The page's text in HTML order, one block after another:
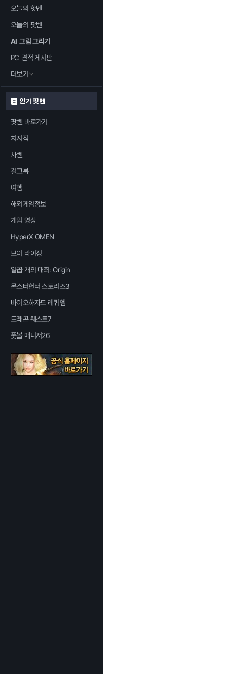
오늘의 핫벤
오늘의 팟벤
AI 그림 그리기
PC 견적 게시판
더보기
인기 팟벤
팟벤 바로가기
치지직
차벤
걸그룹
여행
해외게임정보
게임 영상
HyperX OMEN
브이 라이징
일곱 개의 대죄: Origin
몬스터헌터 스토리즈3
바이오하자드 레퀴엠
드래곤 퀘스트7
풋볼 매니저26